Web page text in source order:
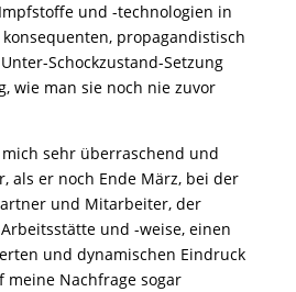
und -technologien in
propagandistisch
Schockzustand-Setzung
wie man sie noch nie zuvor
sehr überraschend und
als er noch Ende März, bei der
und Mitarbeiter, der
und -weise, einen
und dynamischen Eindruck
meine Nachfrage sogar